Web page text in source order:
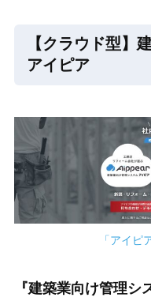
【クラウド型】
アイピア
「アイピ
『建築業向け管理シ